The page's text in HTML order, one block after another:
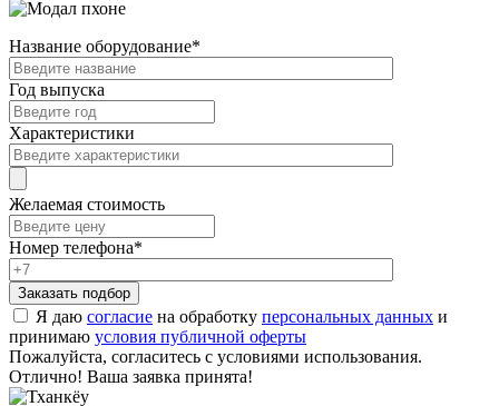
Название оборудование*
Год выпуска
Характеристики
Желаемая стоимость
Номер телефона*
Я даю согласие на обработку персональных данных и
принимаю условия публичной оферты
Пожалуйста, согласитесь с условиями использования.
Отлично! Ваша заявка принята!